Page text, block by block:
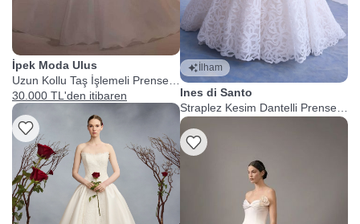
İpek Moda Ulus
Uzun Kollu Taş İşlemeli Prenses
Gelinlik
30.000 TL'den itibaren
İlham
Ines di Santo
Straplez Kesim Dantelli Prenses
Gelinlik